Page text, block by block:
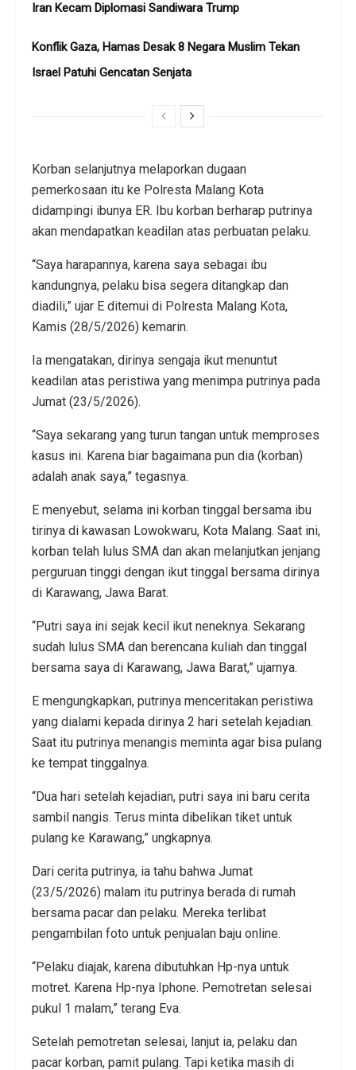
Iran Kecam Diplomasi Sandiwara Trump
Konflik Gaza, Hamas Desak 8 Negara Muslim Tekan
Israel Patuhi Gencatan Senjata
Korban selanjutnya melaporkan dugaan
pemerkosaan itu ke Polresta Malang Kota
didampingi ibunya ER. Ibu korban berharap putrinya
akan mendapatkan keadilan atas perbuatan pelaku.
“Saya harapannya, karena saya sebagai ibu
kandungnya, pelaku bisa segera ditangkap dan
diadili,” ujar E ditemui di Polresta Malang Kota,
Kamis (28/5/2026) kemarin.
Ia mengatakan, dirinya sengaja ikut menuntut
keadilan atas peristiwa yang menimpa putrinya pada
Jumat (23/5/2026).
“Saya sekarang yang turun tangan untuk memproses
kasus ini. Karena biar bagaimana pun dia (korban)
adalah anak saya,” tegasnya.
E menyebut, selama ini korban tinggal bersama ibu
tirinya di kawasan Lowokwaru, Kota Malang. Saat ini,
korban telah lulus SMA dan akan melanjutkan jenjang
perguruan tinggi dengan ikut tinggal bersama dirinya
di Karawang, Jawa Barat.
“Putri saya ini sejak kecil ikut neneknya. Sekarang
sudah lulus SMA dan berencana kuliah dan tinggal
bersama saya di Karawang, Jawa Barat,” ujarnya.
E mengungkapkan, putrinya menceritakan peristiwa
yang dialami kepada dirinya 2 hari setelah kejadian.
Saat itu putrinya menangis meminta agar bisa pulang
ke tempat tinggalnya.
“Dua hari setelah kejadian, putri saya ini baru cerita
sambil nangis. Terus minta dibelikan tiket untuk
pulang ke Karawang,” ungkapnya.
Dari cerita putrinya, ia tahu bahwa Jumat
(23/5/2026) malam itu putrinya berada di rumah
bersama pacar dan pelaku. Mereka terlibat
pengambilan foto untuk penjualan baju online.
“Pelaku diajak, karena dibutuhkan Hp-nya untuk
motret. Karena Hp-nya Iphone. Pemotretan selesai
pukul 1 malam,” terang Eva.
Setelah pemotretan selesai, lanjut ia, pelaku dan
pacar korban, pamit pulang. Tapi ketika masih di